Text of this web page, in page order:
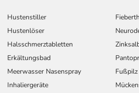
Hustenstiller
Hustenlöser
Halsschmerztabletten
Erkältungsbad
Meerwasser Nasenspray
Inhaliergeräte